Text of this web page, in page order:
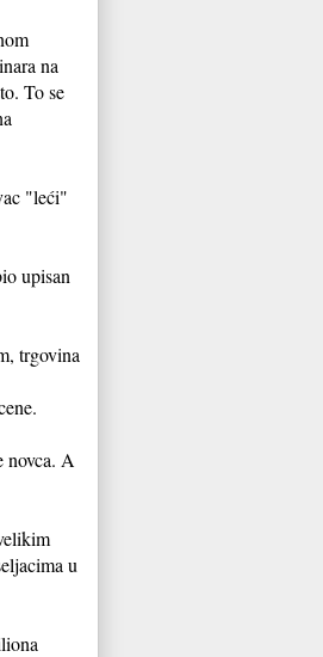
na
To se
"leći"
upisan
trgovina
novca. A
u